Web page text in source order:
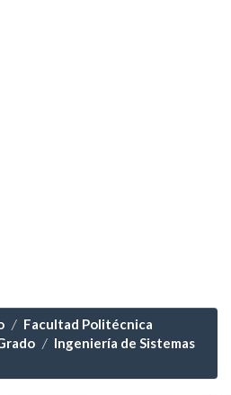
Facultad Politécnica
Ingeniería de Sistemas